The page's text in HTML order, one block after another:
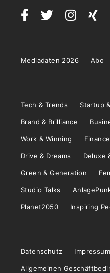
Mediadaten 2026 Abo
Tech & Trends Startup
Brand & Brilliance
Work & Winning
Drive & Dreams Deluxe
Green & Generation
Studio Talks
Planet2050 Inspiring
Datenschutz Impressum
Allgemeinen